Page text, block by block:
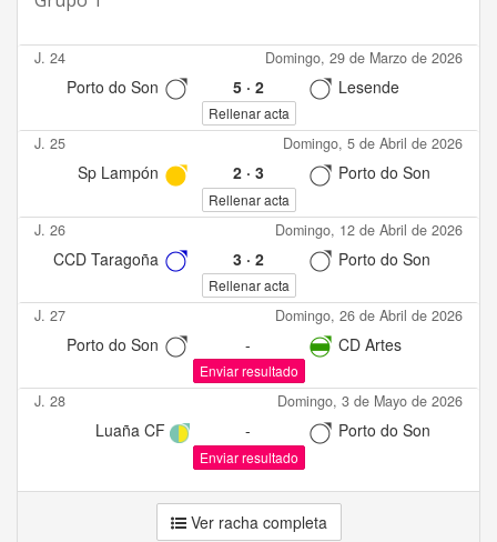
J. 24 Domingo, 29 de Marzo de 2026
Porto do Son 5· 2 Lesende
Rellenar acta
J. 25 Domingo, 5 de Abril de 2026
Sp Lampón 2· 3 Porto do Son
Rellenar acta
J. 26 Domingo, 12 de Abril de 2026
CCD Taragoña 3· 2 Porto do Son
Rellenar acta
J. 27 Domingo, 26 de Abril de 2026
Porto do Son - CD Artes
Enviar resultado
J. 28 Domingo, 3 de Mayo de 2026
Luaña CF - Porto do Son
Enviar resultado
Ver racha completa